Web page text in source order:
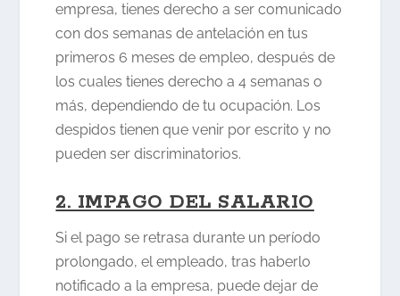
empresa, tienes derecho a ser comunicado
con dos semanas de antelación en tus
primeros 6 meses de empleo, después de
los cuales tienes derecho a 4 semanas o
más, dependiendo de tu ocupación. Los
despidos tienen que venir por escrito y no
pueden ser discriminatorios.
2. IMPAGO DEL SALARIO
Si el pago se retrasa durante un período
prolongado, el empleado, tras haberlo
notificado a la empresa, puede dejar de